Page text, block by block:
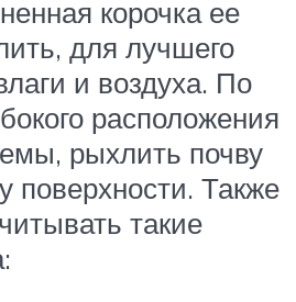
корочка ее
для лучшего
и воздуха. По
расположения
рыхлить почву
поверхности. Также
такие